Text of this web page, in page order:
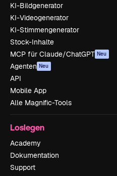
KI-Bildgenerator
KI-Videogenerator
KI-Stimmengenerator
Stock-Inhalte
MCP für Claude/ChatGPT Neu
Agenten Neu
API
Mobile App
Alle Magnific-Tools
Loslegen
Academy
Dokumentation
Support